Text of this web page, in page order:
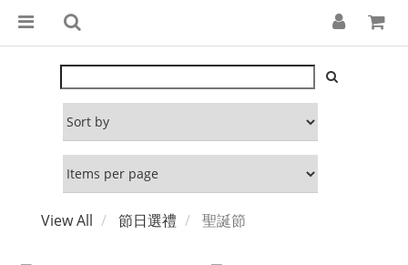
View All 節日選禮 聖誕節